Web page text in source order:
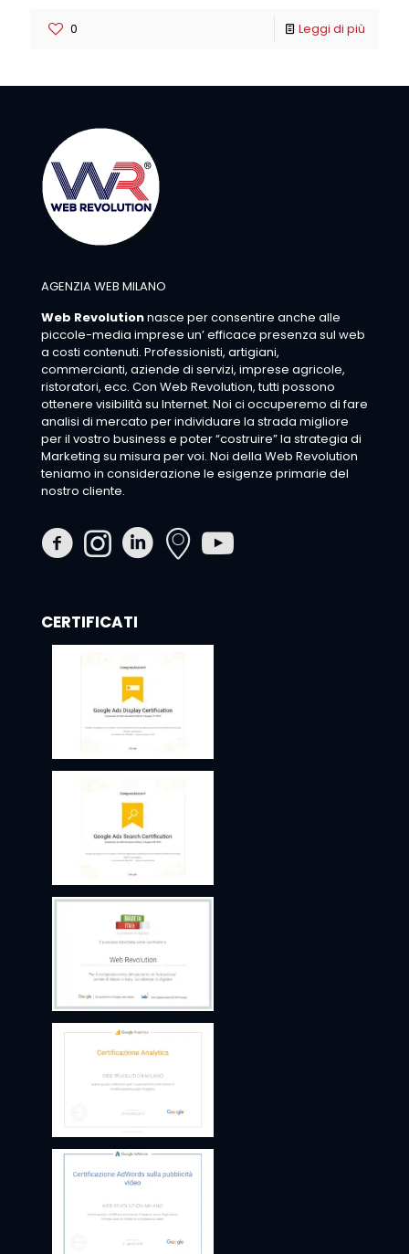
0 Leggi di più
AGENZIA WEB MILANO
Web Revolutionnasce per consentire anche alle
piccole-media imprese un’ efficace presenza sul web
a costi contenuti. Professionisti, artigiani,
commercianti, aziende di servizi, imprese agricole,
ristoratori, ecc. Con Web Revolution, tutti possono
ottenere visibilità su Internet. Noi ci occuperemo di fare
analisi di mercato per individuare la strada migliore
per il vostro business e poter “costruire” la strategia di
Marketing su misura per voi. Noi della Web Revolution
teniamo in considerazione le esigenze primarie del
nostro cliente.
CERTIFICATI